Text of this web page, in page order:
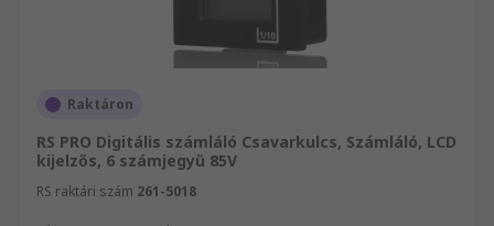
Raktáron
RS PRO Digitális számláló Csavarkulcs, Számláló, LCD
kijelzős, 6 számjegyű 85V
RS raktári szám 261-5018